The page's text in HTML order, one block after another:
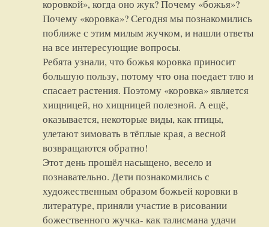
коровкой», когда оно жук? Почему «божья»?
Почему «коровка»? Сегодня мы познакомились
поближе с этим милым жучком, и нашли ответы
на все интересующие вопросы.
Ребята узнали, что божья коровка приносит
большую пользу, потому что она поедает тлю и
спасает растения. Поэтому «коровка» является
хищницей, но хищницей полезной. А ещё,
оказывается, некоторые виды, как птицы,
улетают зимовать в тёплые края, а весной
возвращаются обратно!
Этот день прошёл насыщено, весело и
познавательно. Дети познакомились с
художественным образом божьей коровки в
литературе, приняли участие в рисовании
божественного жучка- как талисмана удачи